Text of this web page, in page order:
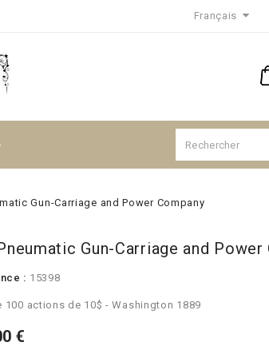
Français
Gun-Carriage and Power Company
Gun-Carriage and Power
: 15398
100 actions de 10$ - Washington 1889
€